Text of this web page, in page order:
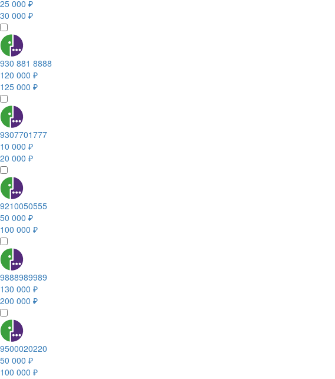
25 000 ₽
30 000 ₽
930 881 8888
120 000 ₽
125 000 ₽
9307701777
10 000 ₽
20 000 ₽
9210050555
50 000 ₽
100 000 ₽
9888989989
130 000 ₽
200 000 ₽
9500020220
50 000 ₽
100 000 ₽